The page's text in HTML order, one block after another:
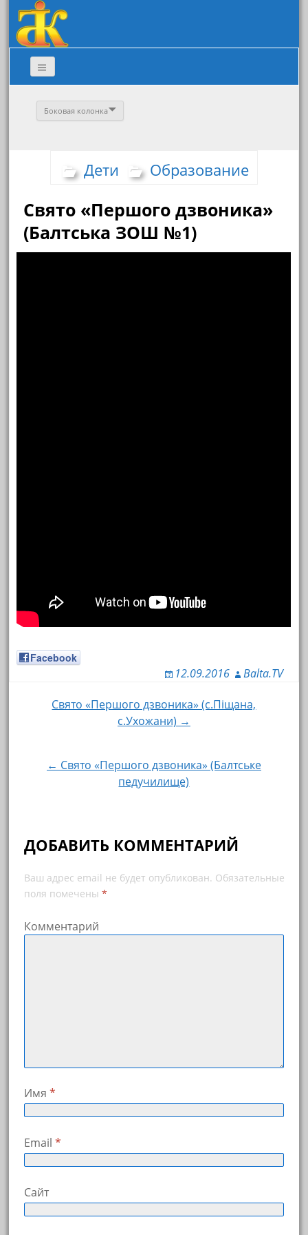
Боковая колонка
Дети Образование
Свято «Першого дзвоника»
(Балтська ЗОШ №1)
Facebook
12.09.2016 Balta.TV
Навигация по записям
Свято «Першого дзвоника» (с.Піщана,
с.Ухожани) →
← Свято «Першого дзвоника» (Балтське
педучилище)
ДОБАВИТЬ КОММЕНТАРИЙ
Ваш адрес email не будет опубликован. Обязательные
поля помечены *
Комментарий
Имя *
Email *
Сайт